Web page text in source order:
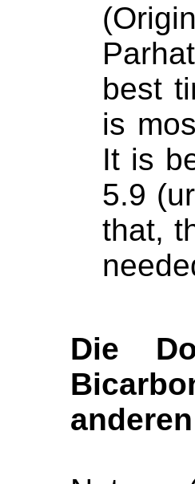
best
is
It is
5.9
that,
Die